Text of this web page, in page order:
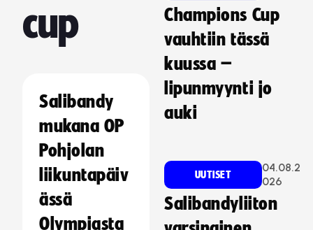
cup
Salibandy
mukana OP
Pohjolan
liikuntapäiv
ässä
Olympiasta
Champions Cup
vauhtiin tässä
kuussa –
lipunmyynti jo
auki
UUTISET
04.08.2
026
Salibandyliiton